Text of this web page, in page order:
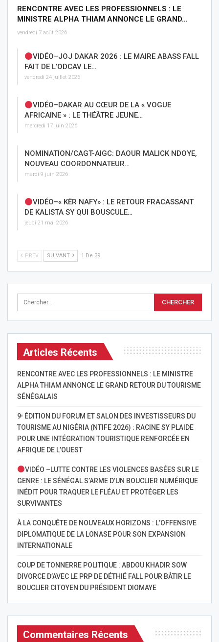
RENCONTRE AVEC LES PROFESSIONNELS : LE
MINISTRE ALPHA THIAM ANNONCE LE GRAND…
vendredi 7 août 2026
VIDÉO–JOJ DAKAR 2026 : LE MAIRE ABASS FALL
FAIT DE L’ODCAV LE…
vendredi 24 juillet 2026
VIDÉO–DAKAR AU CŒUR DE LA « VOGUE
AFRICAINE » : LE THÉÂTRE JEUNE…
mercredi 17 juin 2026
NOMINATION/CAGT-AIGC: DAOUR MALICK NDOYE,
NOUVEAU COORDONNATEUR…
mardi 9 juin 2026
VIDÉO–« KËR NAFY» : LE RETOUR FRACASSANT
DE KALISTA SY QUI BOUSCULE…
jeudi 21 mai 2026
PREV SUIVANT 1 De 39
Articles Récents
RENCONTRE AVEC LES PROFESSIONNELS : LE MINISTRE
ALPHA THIAM ANNONCE LE GRAND RETOUR DU TOURISME
SÉNÉGALAIS
9ᵉ ÉDITION DU FORUM ET SALON DES INVESTISSEURS DU
TOURISME AU NIGÉRIA (NTIFE 2026) : RACINE SY PLAIDE
POUR UNE INTÉGRATION TOURISTIQUE RENFORCÉE EN
AFRIQUE DE L’OUEST
VIDÉO –LUTTE CONTRE LES VIOLENCES BASÉES SUR LE
GENRE : LE SÉNÉGAL S’ARME D’UN BOUCLIER NUMÉRIQUE
INÉDIT POUR TRAQUER LE FLÉAU ET PROTÉGER LES
SURVIVANTES
À LA CONQUÊTE DE NOUVEAUX HORIZONS : L’OFFENSIVE
DIPLOMATIQUE DE LA LONASE POUR SON EXPANSION
INTERNATIONALE
COUP DE TONNERRE POLITIQUE : ABDOU KHADIR SOW
DIVORCE D’AVEC LE PRP DE DÉTHIÉ FALL POUR BÂTIR LE
BOUCLIER CITOYEN DU PRÉSIDENT DIOMAYE
Commentaires Récents